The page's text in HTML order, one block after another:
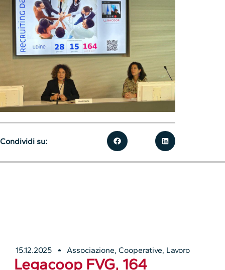
15.12.2025 Associazione,Cooperative, Lavoro
Legacoop FVG, 164
Condividi su: